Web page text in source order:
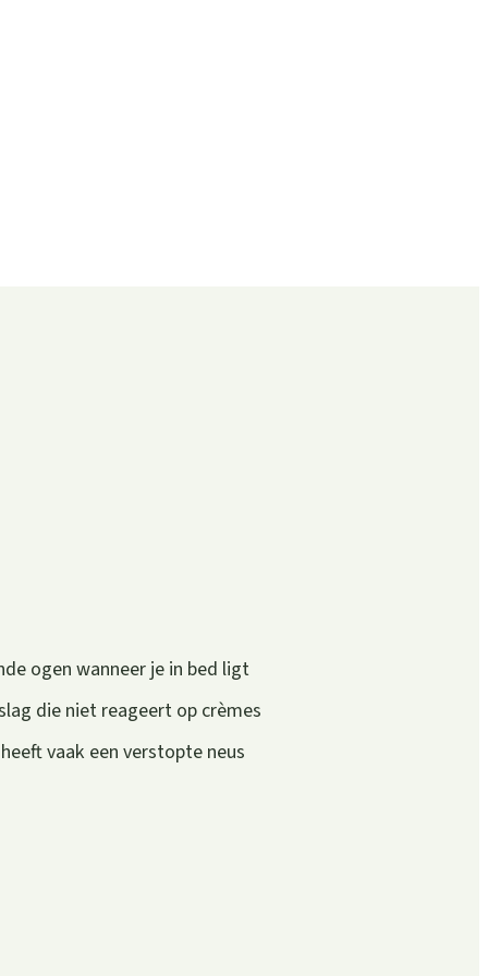
ogen wanneer je in bed ligt
die niet reageert op crèmes
vaak een verstopte neus